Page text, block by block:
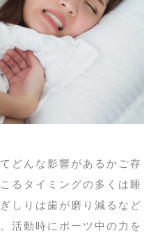
どんな影響があるかご存
るタイミングの多くは睡
しりは歯が磨り減るなど
活動時にポーツ中の力を